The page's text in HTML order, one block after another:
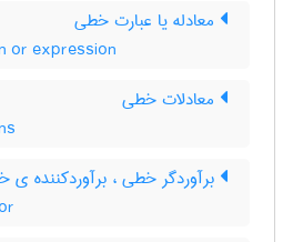
معادله یا عبارت خطی
or expression
معادلات خطی
برآوردگر خطی ، برآوردکننده